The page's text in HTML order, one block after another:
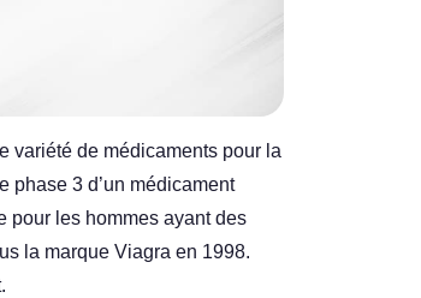
variété de médicaments pour la
phase 3 d’un médicament
pour les hommes ayant des
la marque Viagra en 1998.